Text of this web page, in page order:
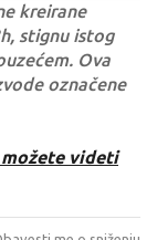
kreirane
stignu istog
Ova
označene
videti